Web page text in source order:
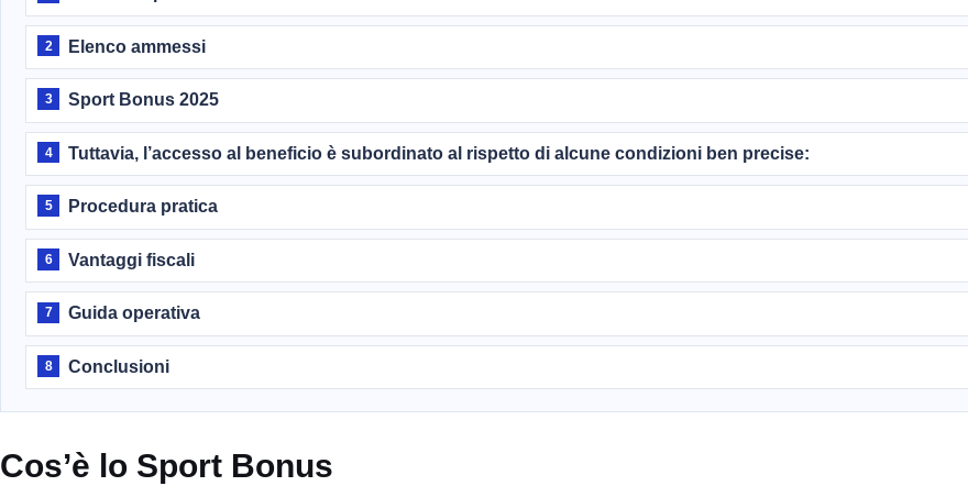
2 Elenco ammessi
3 Sport Bonus 2025
4 Tuttavia, l’accesso al beneficio è subordinato al rispetto di alcune condizioni ben precise:
5 Procedura pratica
6 Vantaggi fiscali
7 Guida operativa
8 Conclusioni
Cos’è lo Sport Bonus